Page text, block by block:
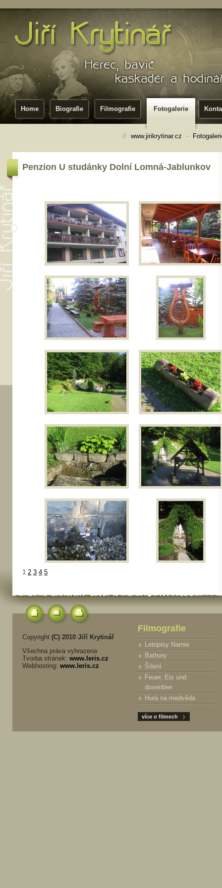
Home Biografie Filmografie Fotogalerie
// www.jirikrytinar.cz -
Penzion U studánky Dolní Lomná-Jablunkov
1 2 3 4 5
Copyright (C) 2010 Jiří Krytinář
Všechna práva vyhrazena
Tvorba stránek: www.leris.cz
Webhosting: www.leris.cz
Filmografie
Letopisy Narnie
Bathory
Šílení
Feuer, Eis und
dosenbier
Hurá na medvěda
více o filmech